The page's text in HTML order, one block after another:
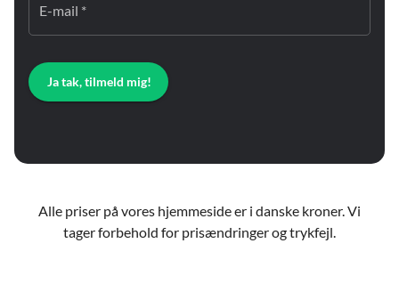
E-mail *
Ja tak, tilmeld mig!
Alle priser på vores hjemmeside er i danske kroner. Vi
tager forbehold for prisændringer og trykfejl.